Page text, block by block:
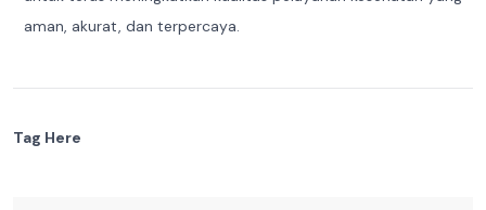
aman, akurat, dan terpercaya.
Tag Here